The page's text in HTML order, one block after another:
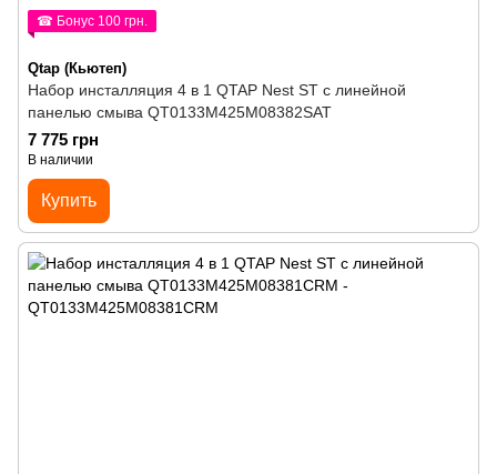
☎ Бонус 100 грн.
Qtap (Кьютеп)
Набор инсталляция 4 в 1 QTAP Nest ST с линейной
панелью смыва QT0133M425M08382SAT
7 775 грн
В наличии
Купить